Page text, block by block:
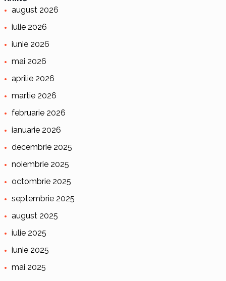
august 2026
iulie 2026
iunie 2026
mai 2026
aprilie 2026
martie 2026
februarie 2026
ianuarie 2026
decembrie 2025
noiembrie 2025
octombrie 2025
septembrie 2025
august 2025
iulie 2025
iunie 2025
mai 2025